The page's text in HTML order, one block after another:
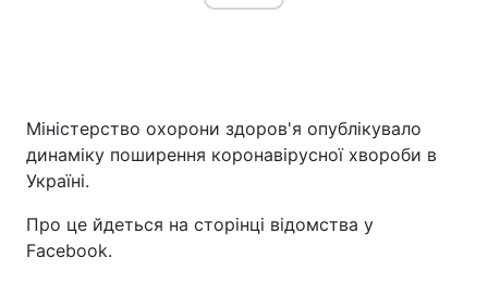
Міністерство охорони здоров'я опублікувало
динаміку поширення коронавірусної хвороби в
Україні.
Про це йдеться на сторінці відомства у
Facebook.